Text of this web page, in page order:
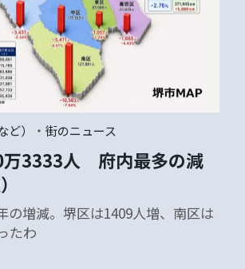
） ・ 街のニュース
万3333人 府内最多の減
の増減。堺区は1409人増、南区は
たわ